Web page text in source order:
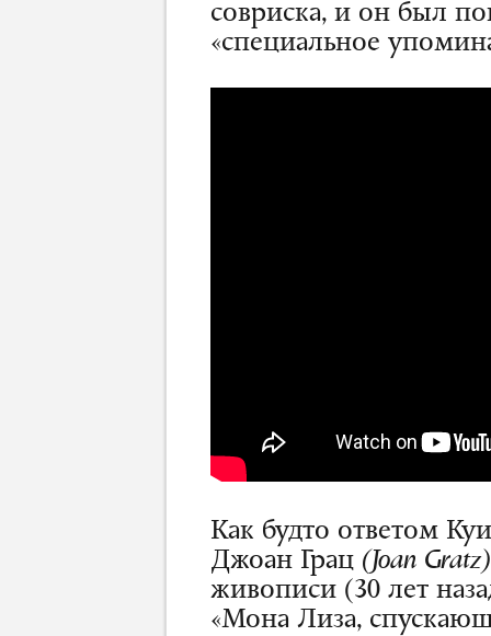
совриска, и он был
«специальное
Как будто ответом
Джоан Грац (Joan Gratz)
живописи (30 лет
«Мона Лиза,